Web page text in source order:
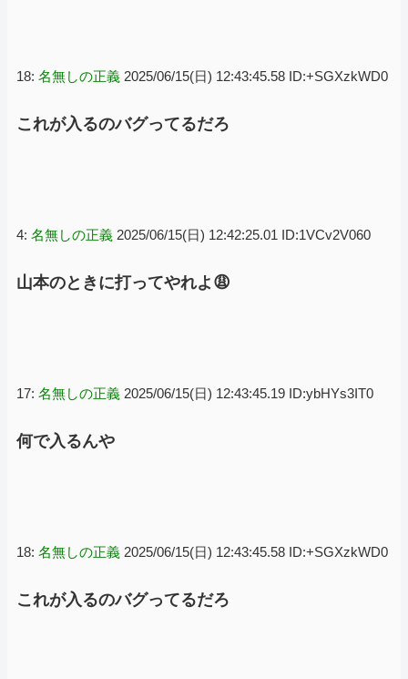
18: 名無しの正義 2025/06/15(日) 12:43:45.58 ID:+SGXzkWD0
これが入るのバグってるだろ
4: 名無しの正義 2025/06/15(日) 12:42:25.01 ID:1VCv2V060
山本のときに打ってやれよ😩
17: 名無しの正義 2025/06/15(日) 12:43:45.19 ID:ybHYs3IT0
何で入るんや
18: 名無しの正義 2025/06/15(日) 12:43:45.58 ID:+SGXzkWD0
これが入るのバグってるだろ